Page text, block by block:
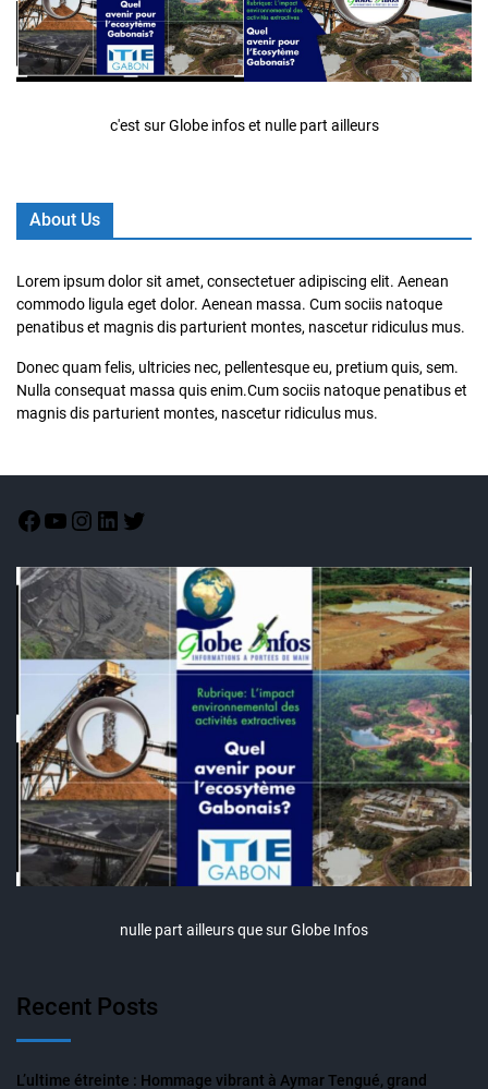
c'est sur Globe infos et nulle part ailleurs
About Us
Lorem ipsum dolor sit amet, consectetuer adipiscing elit. Aenean
commodo ligula eget dolor. Aenean massa. Cum sociis natoque
penatibus et magnis dis parturient montes, nascetur ridiculus mus.
Donec quam felis, ultricies nec, pellentesque eu, pretium quis, sem.
Nulla consequat massa quis enim.Cum sociis natoque penatibus et
magnis dis parturient montes, nascetur ridiculus mus.
nulle part ailleurs que sur Globe Infos
Recent Posts
L’ultime étreinte : Hommage vibrant à Aymar Tengué, grand